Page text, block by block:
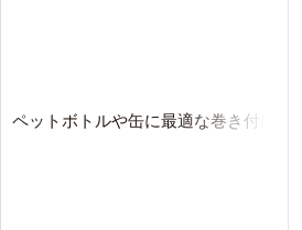
ペットボトルや缶に最適な巻き付ける